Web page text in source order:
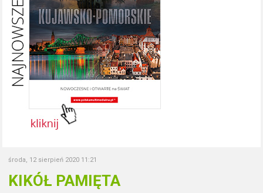
środa, 12 sierpień 2020 11:21
KIKÓŁ PAMIĘTA